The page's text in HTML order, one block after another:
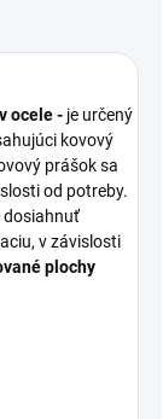
ocele - je určený
kovový
prášok sa
od potreby.
dosiahnuť
v závislosti
plochy